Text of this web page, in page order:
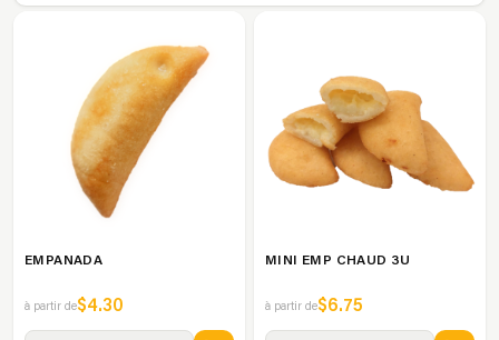
EMPANADA
à partir de$4.30
MINI EMP CHAUD 3U
à partir de$6.75